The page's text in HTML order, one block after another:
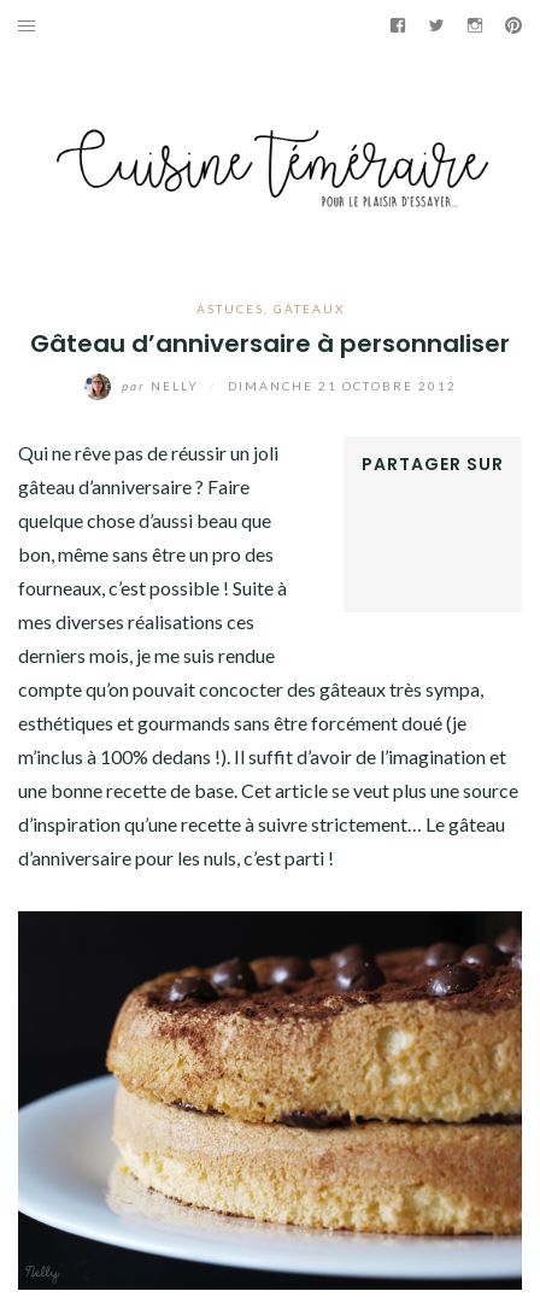
Aller
Facebook
Twitter
ASTUCES GÂTEAUX
Gâteau d’anniversaire à personnaliser
par NELLY DIMANCHE 21 OCTOBRE 2012
PARTAGER SUR
Qui ne rêve pas de réussir un joli
gâteau d’anniversaire ? Faire
quelque chose d’aussi beau que
bon, même sans être un pro des
fourneaux, c’est possible ! Suite à
mes diverses réalisations ces
derniers mois, je me suis rendue
compte qu’on pouvait concocter des gâteaux très sympa,
esthétiques et gourmands sans être forcément doué (je
m’inclus à 100% dedans !). Il suffit d’avoir de l’imagination et
une bonne recette de base. Cet article se veut plus une source
d’inspiration qu’une recette à suivre strictement… Le gâteau
d’anniversaire pour les nuls, c’est parti !
DÉTOURNEMENTS CULINAIRES
Facebook
TwitterInstagram
Pinterest